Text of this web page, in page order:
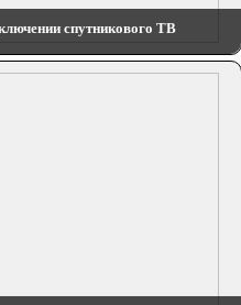
спутникового ТВ